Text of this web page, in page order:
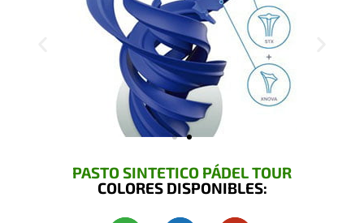
PASTO SINTETICO PÁDEL TOUR
COLORES DISPONIBLES: